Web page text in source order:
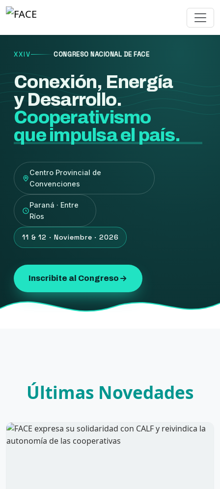
XXIV CONGRESO NACIONAL DE FACE
Conexión, Energía
y Desarrollo.
Cooperativismo
que impulsa el país.
Centro Provincial de
Convenciones
Paraná · Entre
Ríos
11 & 12 · Noviembre · 2026
Inscribite al Congreso
Últimas Novedades